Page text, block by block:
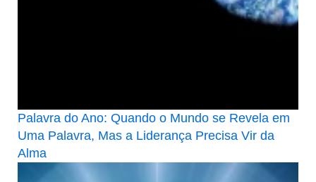
Palavra do Ano: Quando o Mundo se Revela em
Uma Palavra, Mas a Liderança Precisa Vir da
Alma